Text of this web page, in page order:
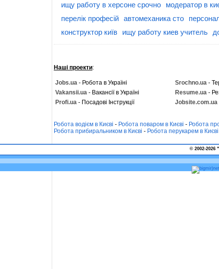
ищу работу в херсоне срочно
модератор в
перелік професій автомеханика сто
конструктор київ
ищу работу киев учитель
Наші проекти:
Jobs.ua - Робота в Україні Srochno.ua -
Vakansii.ua - Вакансії в Україні Resume.ua -
Profi.ua - Посадові Інструкції Jobsite.com.ua
Робота водієм в Києві - Робота поваром в Києві - Робота
Робота прибиральником в Києві - Робота перукарем в Києві
© 2002-2026